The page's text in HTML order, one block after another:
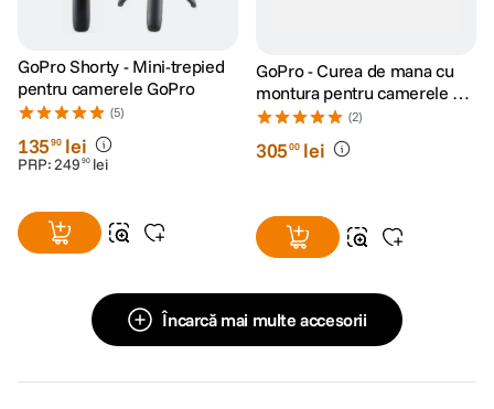
GoPro Shorty - Mini-trepied
pentru camerele GoPro
(5)
13590 lei
PRP:249 90 lei
GoPro - Curea de mana cu
montura pentru camerele de
actiune
(2)
30500 lei
Încarcă mai multe accesorii